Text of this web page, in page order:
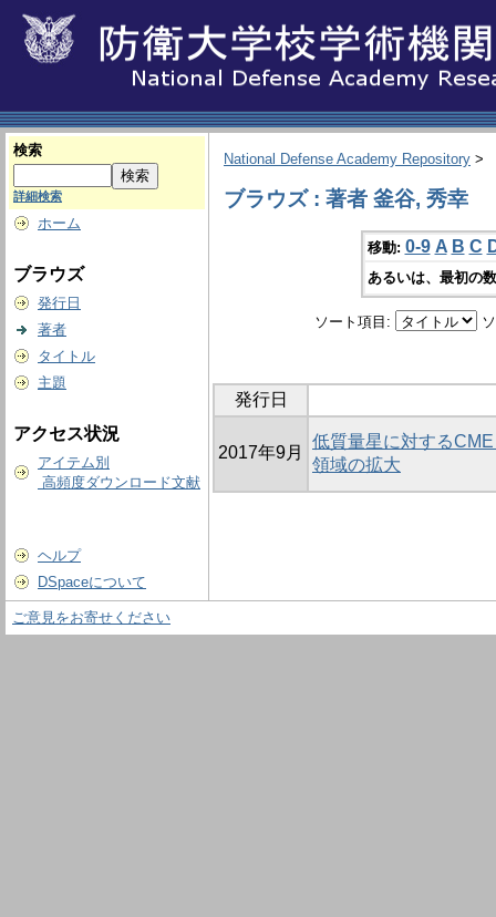
検索
詳細検索
ホーム
ブラウズ
発行日
著者
タイトル
主題
アクセス状況
アイテム別
高頻度ダウンロード文献
ヘルプ
DSpaceについて
National Defense Academy Repository >
ブラウズ : 著者 釜谷, 秀幸
移動: 0-9 A B C
あるいは、最初の
ソート項目:
発行日
2017年9月
低質量星に対する
領域の拡大
ご意見をお寄せください